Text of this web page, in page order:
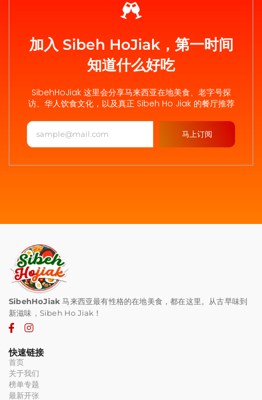
加入 Sibeh HoJiak，第一时间
知道什么好吃
SibehHoJiak 这里会分享马来西亚在地美食、老字号探
访、华人饮食文化，以及真正 Sibeh Ho Jiak 的餐厅推荐
马上订阅
SibehHoJiak 马来西亚最有性格的在地美食，都在这里。从古早味到
新滋味，Sibeh Ho Jiak！
快速链接
首页
关于我们
榜单专题
最新开张